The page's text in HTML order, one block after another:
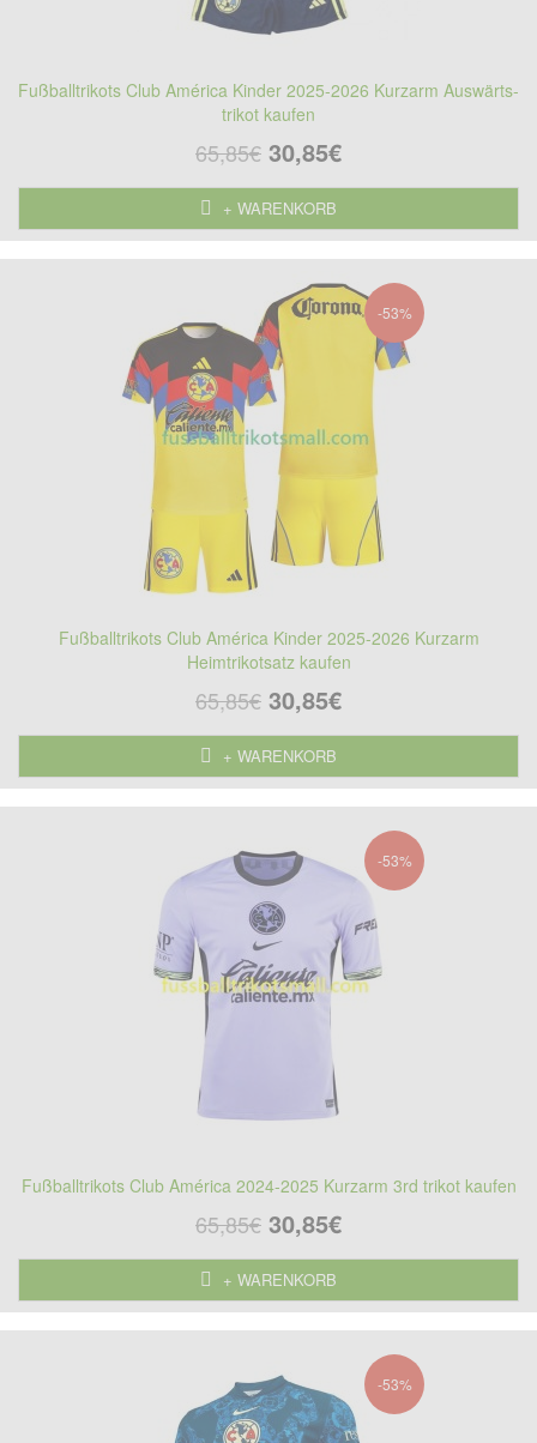
Fußballtrikots Club América Kinder 2025-2026 Kurzarm Auswärts-
trikot kaufen
65,85€ 30,85€
+ WARENKORB
-53%
Fußballtrikots Club América Kinder 2025-2026 Kurzarm
Heimtrikotsatz kaufen
65,85€ 30,85€
+ WARENKORB
-53%
Fußballtrikots Club América 2024-2025 Kurzarm 3rd trikot kaufen
65,85€ 30,85€
+ WARENKORB
-53%